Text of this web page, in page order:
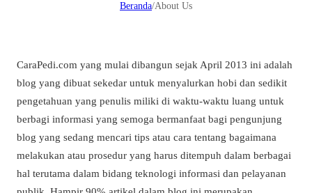
Beranda/About Us
CaraPedi.com yang mulai dibangun sejak April 2013 ini adalah
blog yang dibuat sekedar untuk menyalurkan hobi dan sedikit
pengetahuan yang penulis miliki di waktu-waktu luang untuk
berbagi informasi yang semoga bermanfaat bagi pengunjung
blog yang sedang mencari tips atau cara tentang bagaimana
melakukan atau prosedur yang harus ditempuh dalam berbagai
hal terutama dalam bidang teknologi informasi dan pelayanan